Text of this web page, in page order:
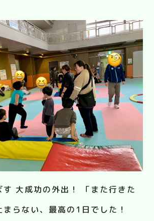
す 大成功の外出！ 「また行きた
らない、最高の1日でした！